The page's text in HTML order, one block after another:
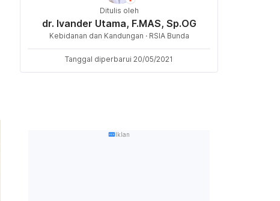
Ditulis oleh
dr. Ivander Utama, F.MAS, Sp.OG
Kebidanan dan Kandungan · RSIA Bunda
Tanggal diperbarui 20/05/2021
Iklan